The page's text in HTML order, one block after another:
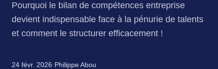
Pourquoi le bilan de compétences entreprise
devient indispensable face à la pénurie de talents
et comment le structurer efficacement !
24 févr. 2026·Philippe Abou